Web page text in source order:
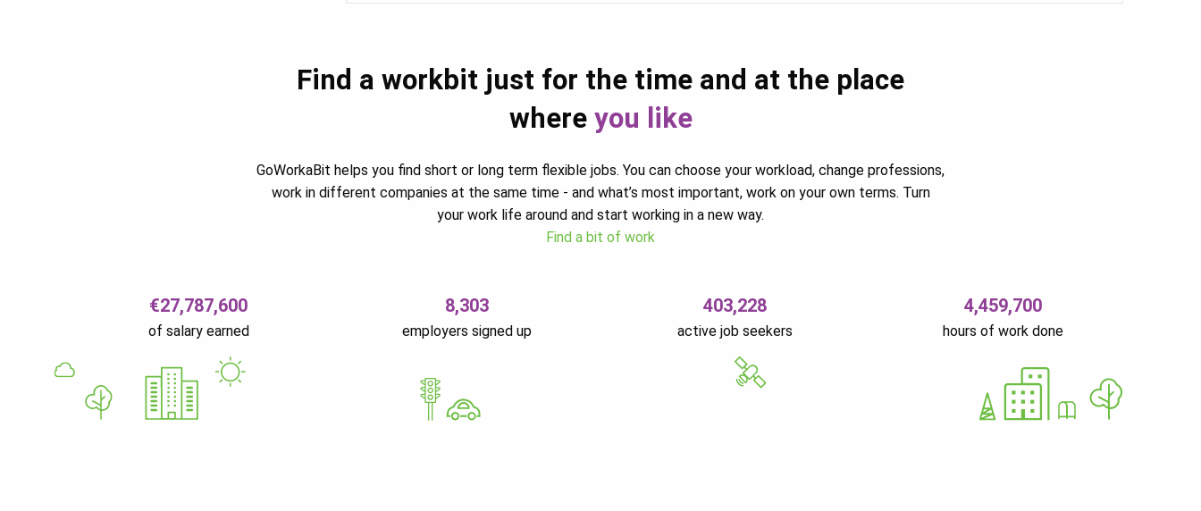
Find a workbit just for the time and at the place
where you like
GoWorkaBit helps you find short or long term flexible jobs. You can choose your workload, change professions,
work in different companies at the same time - and what’s most important, work on your own terms. Turn
your work life around and start working in a new way.
Find a bit of work
€27,787,600
of salary earned
8,303
employers signed up
403,228
active job seekers
4,459,700
hours of work done